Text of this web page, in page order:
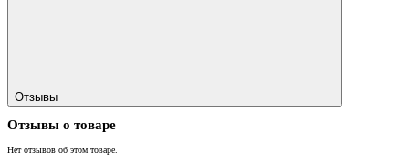
Отзывы
Отзывы о товаре
Нет отзывов об этом товаре.